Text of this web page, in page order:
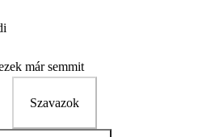
már semmit
Szavazok